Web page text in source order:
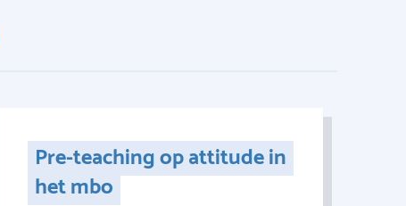
Pre-teaching op attitude in
het mbo